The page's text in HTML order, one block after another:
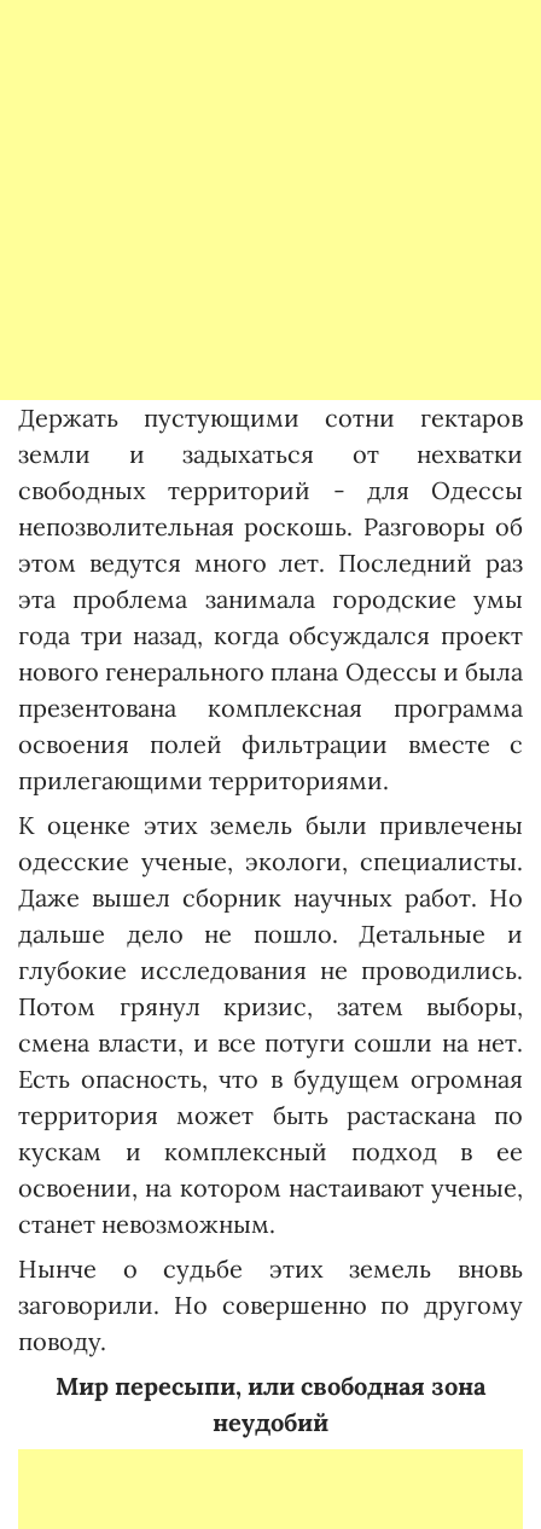
Держать пустующими сотни гектаров
земли и задыхаться от нехватки
свободных территорий - для Одессы
непозволительная роскошь. Разговоры об
этом ведутся много лет. Последний раз
эта проблема занимала городские умы
года три назад, когда обсуждался проект
нового генерального плана Одессы и была
презентована комплексная программа
освоения полей фильтрации вместе с
прилегающими территориями.
К оценке этих земель были привлечены
одесские ученые, экологи, специалисты.
Даже вышел сборник научных работ. Но
дальше дело не пошло. Детальные и
глубокие исследования не проводились.
Потом грянул кризис, затем выборы,
смена власти, и все потуги сошли на нет.
Есть опасность, что в будущем огромная
территория может быть растаскана по
кускам и комплексный подход в ее
освоении, на котором настаивают ученые,
станет невозможным.
Нынче о судьбе этих земель вновь
заговорили. Но совершенно по другому
поводу.
Мир пересыпи, или свободная зона
неудобий